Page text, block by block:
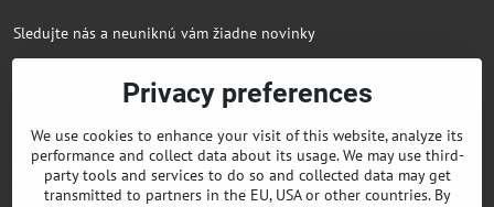
Sledujte nás a neuniknú vám žiadne novinky
Instagram
+421 903850568
Facebook
Instagram
Privacy preferences
We use cookies to enhance your visit of this website, analyze its
performance and collect data about its usage. We may use third-
party tools and services to do so and collected data may get
transmitted to partners in the EU, USA or other countries. By